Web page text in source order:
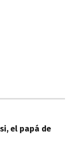
el papá de